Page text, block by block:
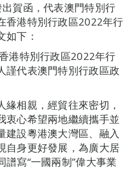
賀函，代表澳門特別行
香港特別行政區2022年行
如下：
港特別行政區2022年行
謹代表澳門特別行政區政
相親，經貿往來密切，
衷心希望兩地繼續攜手並
建設粵港澳大灣區、融入
自身更好發展，為廣大居
寫“一國兩制”偉大事業